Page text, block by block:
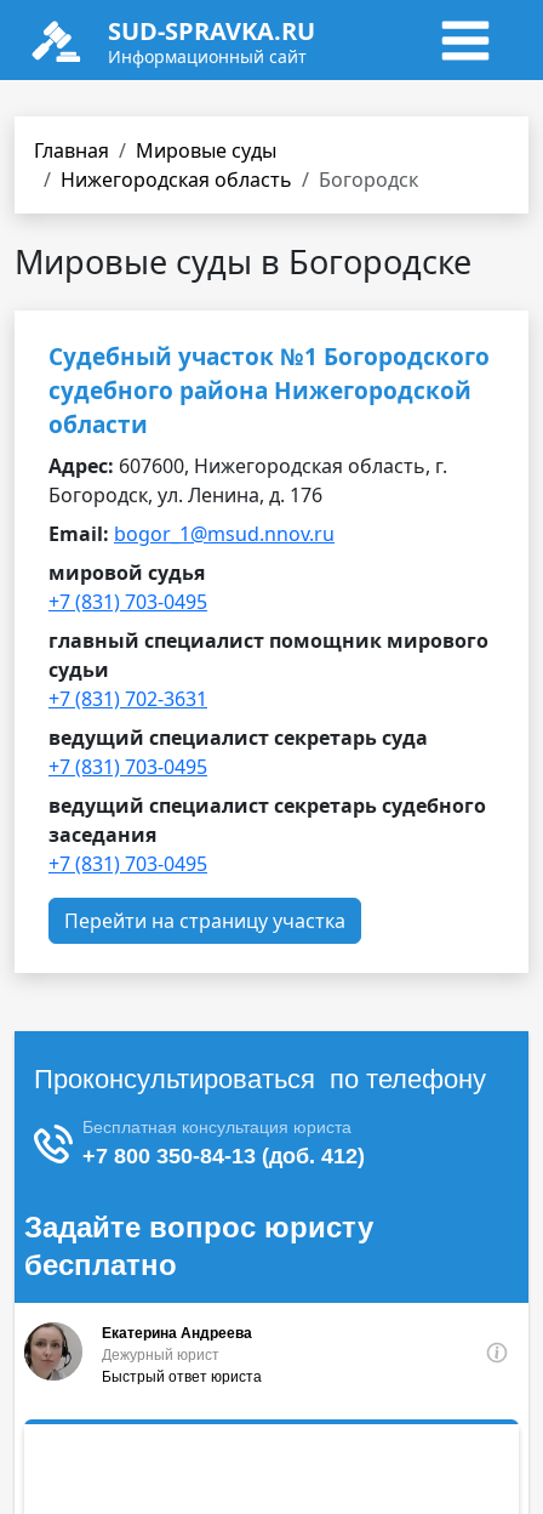
SUD-SPRAVKA.RU
Информационный сайт
Главная
Мировые суды
Нижегородская область
Богородск
Мировые суды в Богородске
Судебный участок №1 Богородского
судебного района Нижегородской
области
Адрес: 607600, Нижегородская область, г.
Богородск, ул. Ленина, д. 176
Email: bogor_1@msud.nnov.ru
мировой судья
+7 (831) 703-0495
главный специалист помощник мирового
судьи
+7 (831) 702-3631
ведущий специалист секретарь суда
+7 (831) 703-0495
ведущий специалист секретарь судебного
заседания
+7 (831) 703-0495
Перейти на страницу участка